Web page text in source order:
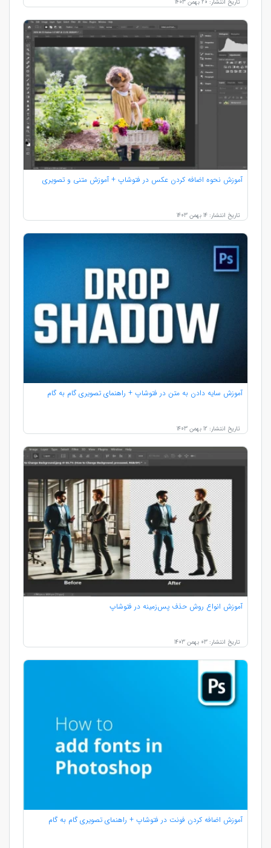
تاریخ انتشار: 20 بهمن 1403
آموزش نحوه اضافه کردن عکس در فتوشاپ + آموزش متنی و تصویری
تاریخ انتشار: 14 بهمن 1403
آموزش سایه دادن به متن در فتوشاپ + راهنمای تصویری گام به گام
تاریخ انتشار: 12 بهمن 1403
آموزش انواع روش حذف پس‌زمینه در فتوشاپ
تاریخ انتشار: 03 بهمن 1403
آموزش اضافه کردن فونت در فتوشاپ + راهنمای تصویری گام به گام